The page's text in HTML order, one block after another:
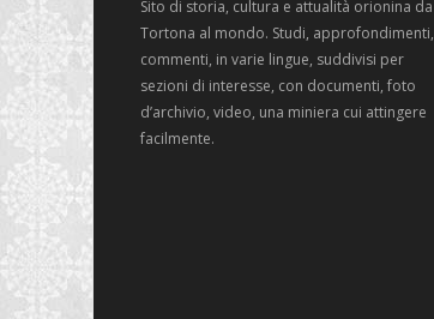
Sito di storia, cultura e attualità orionina da
Tortona al mondo. Studi, approfondimenti,
commenti, in varie lingue, suddivisi per
sezioni di interesse, con documenti, foto
d’archivio, video, una miniera cui attingere
facilmente.